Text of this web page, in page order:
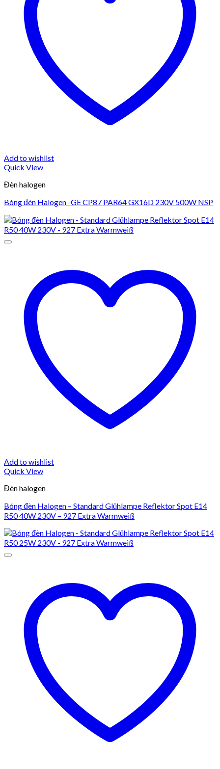
Add to wishlist
Quick View
Đèn halogen
Bóng đèn Halogen -GE CP87 PAR64 GX16D 230V 500W NSP
Add to wishlist
Quick View
Đèn halogen
Bóng đèn Halogen – Standard Glühlampe Reflektor Spot E14
R50 40W 230V – 927 Extra Warmweiß